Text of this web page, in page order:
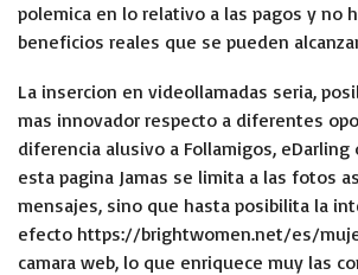
polemica en lo relativo a las pagos y no
beneficios reales que se pueden
La insercion en videollamadas seria,
mas innovador respecto a diferentes
diferencia alusivo a Follamigos, eDarling
esta pagina Jamas se limita a las fotos
mensajes, sino que hasta posibilita la
efecto https://brightwomen.net/es/
camara web, lo que enriquece muy las